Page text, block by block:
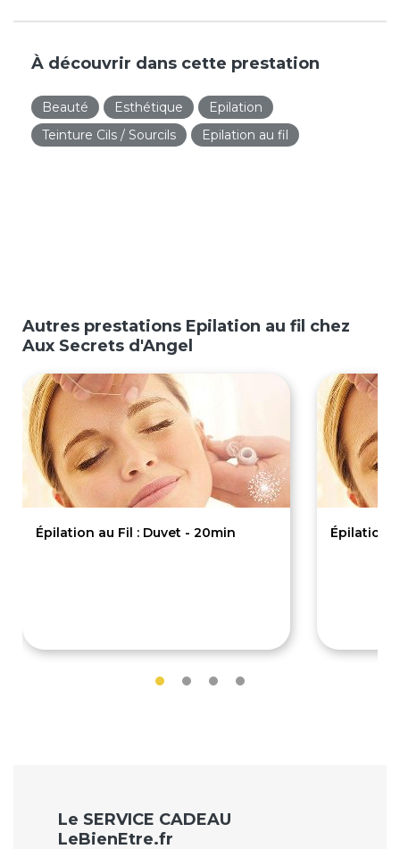
À découvrir dans cette prestation
Beauté Esthétique
Epilation
Teinture Cils / Sourcils
Epilation au fil
Autres prestations Epilation au fil chez
Aux Secrets d'Angel
Épilation au Fil : Duvet - 20min Épilation
Le SERVICE CADEAU
LeBienEtre.fr